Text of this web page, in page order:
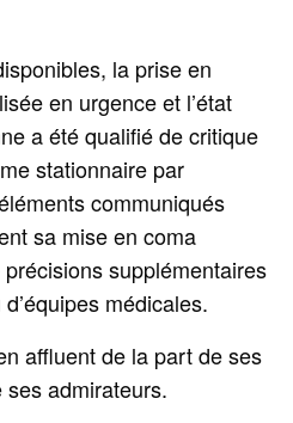
la prise en
en urgence et l’état
a été qualifié de critique
stationnaire par
communiqués
sa mise en coma
supplémentaires
médicales.
affluent de la part de ses
admirateurs.